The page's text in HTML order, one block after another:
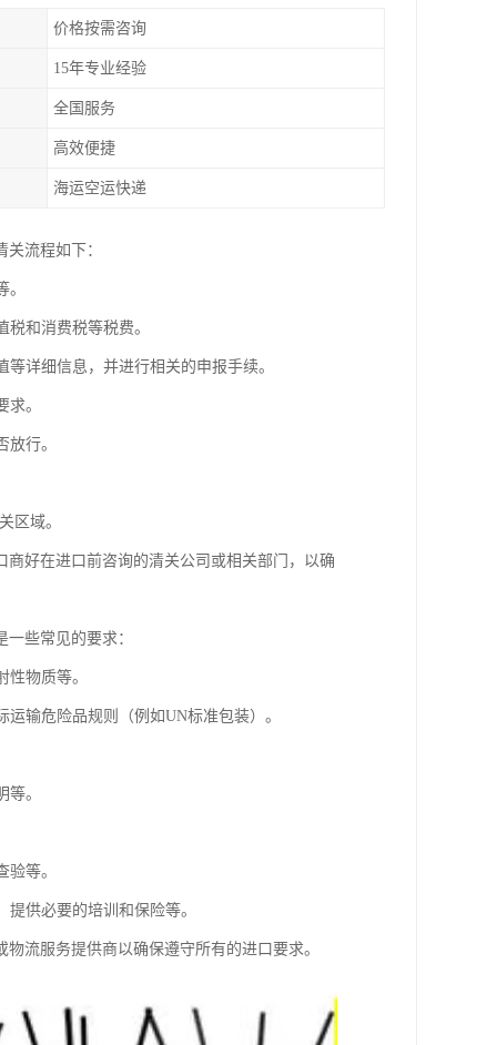
价格按需咨询
15年专业经验
全国服务
高效便捷
海运空运快递
流程如下：
和消费税等税费。
详细信息，并进行相关的申报手续。
。
行。
区域。
好在进口前咨询的清关公司或相关部门，以确
些常见的要求：
物质等。
输危险品规则（例如UN标准包装）。
。
等。
供必要的培训和保险等。
流服务提供商以确保遵守所有的进口要求。